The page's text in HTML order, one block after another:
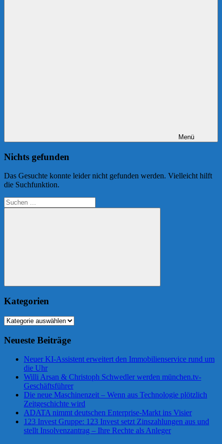
Menü
Nichts gefunden
Das Gesuchte konnte leider nicht gefunden werden. Vielleicht hilft
die Suchfunktion.
Suchen
nach:
Suchen
Kategorien
Kategorien
Neueste Beiträge
Neuer KI-Assistent erweitert den Immobilienservice rund um
die Uhr
Willi Arsan & Christoph Schwedler werden münchen.tv-
Geschäftsführer
Die neue Maschinenzeit – Wenn aus Technologie plötzlich
Zeitgeschichte wird
ADATA nimmt deutschen Enterprise-Markt ins Visier
123 Invest Gruppe: 123 Invest setzt Zinszahlungen aus und
stellt Insolvenzantrag – Ihre Rechte als Anleger